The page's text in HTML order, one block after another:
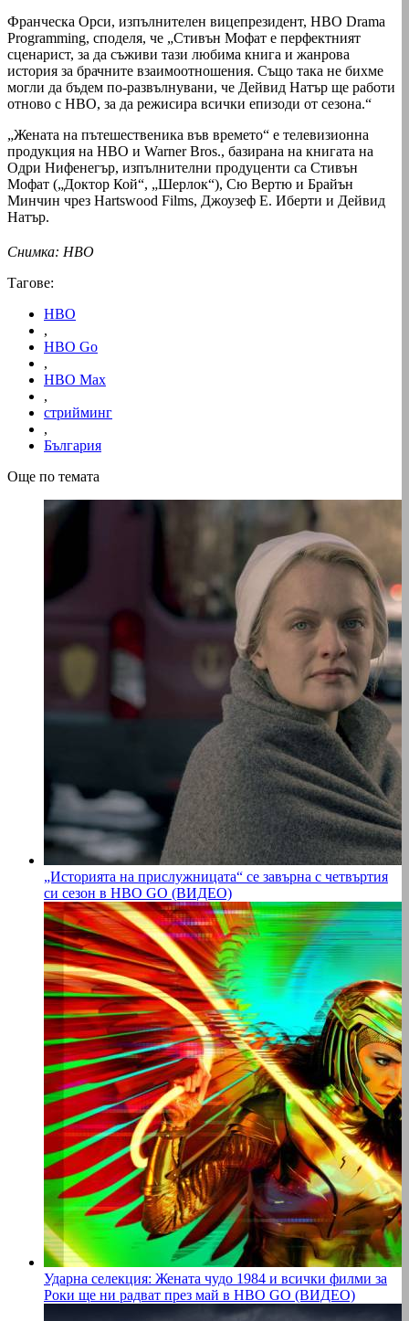
Франческа Орси, изпълнителен вицепрезидент, HBO Drama
Programming, споделя, че „Стивън Мофат е перфектният
сценарист, за да съживи тази любима книга и жанрова
история за брачните взаимоотношения. Също така не бихме
могли да бъдем по-развълнувани, че Дейвид Натър ще работи
отново с HBO, за да режисира всички епизоди от сезона.“
„Жената на пътешественика във времето“ е телевизионна
продукция на HBO и Warner Bros., базирана на книгата на
Одри Нифенегър, изпълнителни продуценти са Стивън
Мофат („Доктор Кой“, „Шерлок“), Сю Вертю и Брайън
Минчин чрез Hartswood Films, Джоузеф Е. Иберти и Дейвид
Натър.
Снимка: HBO
Тагове:
HBO
,
HBO Go
,
HBO Max
,
стрийминг
,
България
Още по темата
„Историята на прислужницата“ се завърна с четвъртия
си сезон в HBO GO (ВИДЕО)
Ударна селекция: Жената чудо 1984 и всички филми за
Роки ще ни радват през май в HBO GO (ВИДЕО)